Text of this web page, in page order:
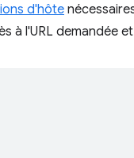
d'hôte
à l'URL demandée